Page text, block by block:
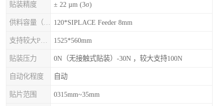
贴装精度 ± 22 µm (3σ)
120*SIPLACE Feeder 8mm
1525*560mm
贴装压力 0N（无接触式贴装）-30N ，较大支持100N
自动化程度 自动
贴片范围 0315mm~35mm